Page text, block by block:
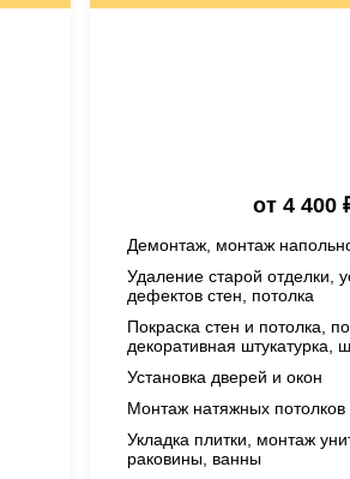
от4 400
Демонтаж, монтаж
Удаление старой отделки,
дефектов стен, потолка
Покраска стен и потолка,
декоративная штукатурка,
Установка дверей и окон
Монтаж натяжных потолков
Укладка плитки, монтаж
раковины, ванны